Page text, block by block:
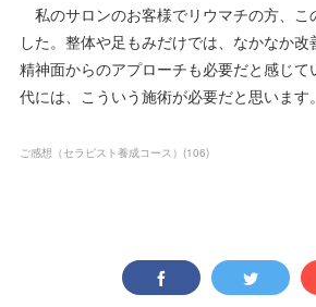
私のサロンのお客様でリウマチの方、こ
した。整体や足もみだけでは、なかなか改
精神面からのアプローチも必要だと感じ
代には、こういう施術が必要だと思います。
ご感想（セラピスト養成コース） (106)